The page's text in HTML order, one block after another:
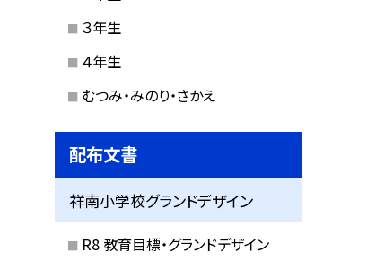
３年生
４年生
むつみ・みのり・さかえ
配布文書
祥南小学校グランドデザイン
R8 教育目標・グランドデザイン